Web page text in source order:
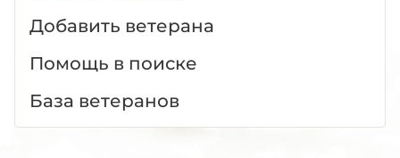
Добавить ветерана
Помощь в поиске
База ветеранов